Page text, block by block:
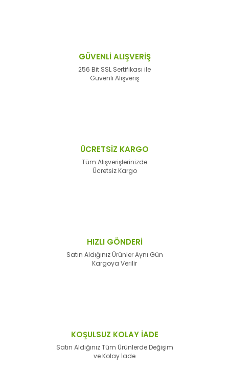
GÜVENLİ ALIŞVERİŞ
256 Bit SSL Sertifikası ile
Güvenli Alışveriş
ÜCRETSİZ KARGO
Tüm Alışverişlerinizde
Ücretsiz Kargo
HIZLI GÖNDERİ
Satın Aldığınız Ürünler Aynı Gün
Kargoya Verilir
KOŞULSUZ KOLAY İADE
Satın Aldığınız Tüm Ürünlerde Değişim
ve Kolay İade